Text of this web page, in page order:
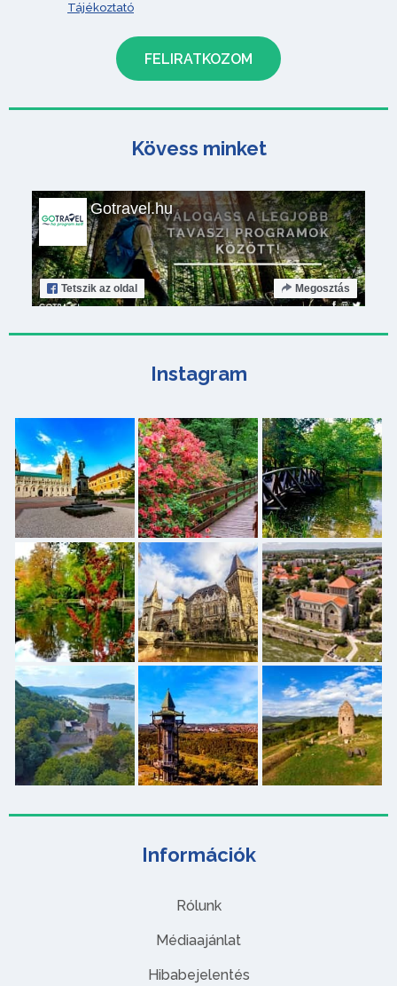
Információk
Rólunk
Médiaajánlat
Hibabejelentés
Tájékoztató
Kövess minket
Gotravel.hu
Tetszik az oldal Megosztás
Instagram